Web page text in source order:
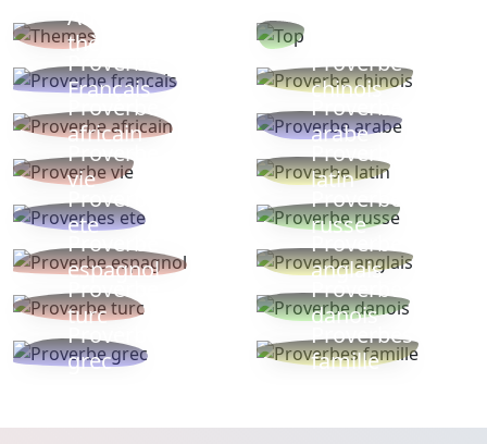
Autres
thèmes
Proverbe
Français
Proverbe
chinois
Proverbe
africain
Proverbe
arabe
Proverbe
vie
Proverbe
latin
Proverbes
ete
Proverbe
russe
Proverbe
espagnol
Proverbe
anglais
Proverbe
turc
Proverbe
danois
Proverbe
grec
Proverbes
famille